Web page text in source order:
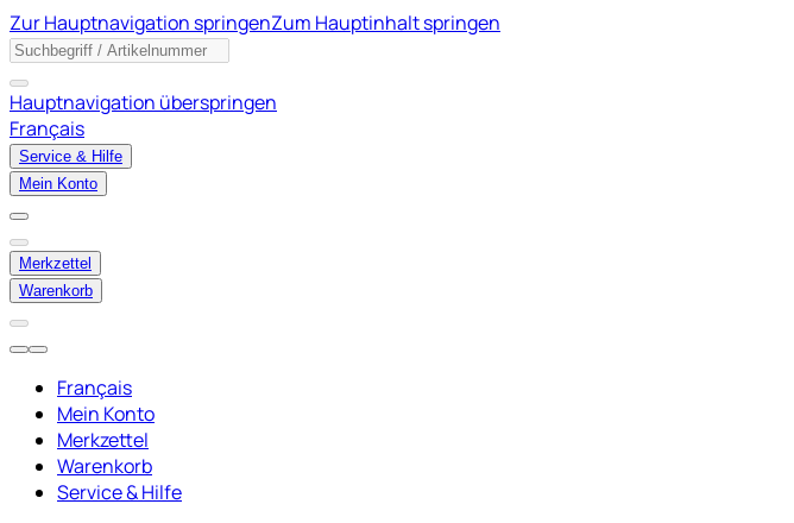
Zur Hauptnavigation springenZum Hauptinhalt springen
Hauptnavigation überspringen
Français
Service & Hilfe
Mein Konto
Merkzettel
Warenkorb
Français
Mein Konto
Merkzettel
Warenkorb
Service & Hilfe